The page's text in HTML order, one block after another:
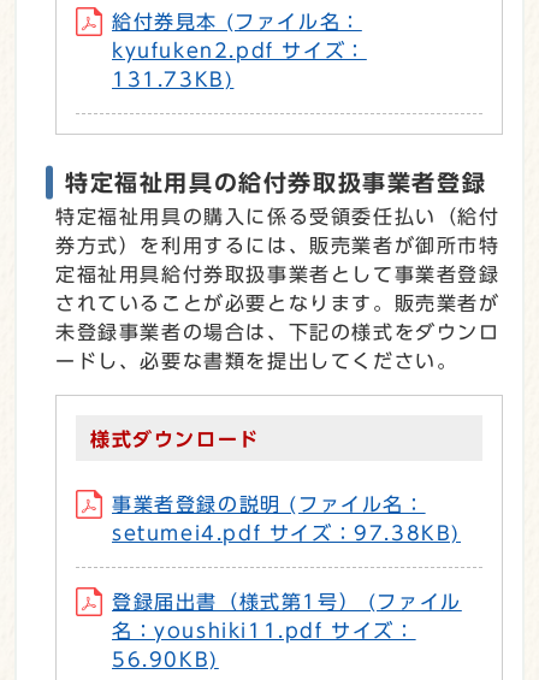
給付券見本 (ファイル名：
kyufuken2.pdf サイズ：
131.73KB)
特定福祉用具の給付券取扱事業者登録
特定福祉用具の購入に係る受領委任払い（給付
券方式）を利用するには、販売業者が御所市特
定福祉用具給付券取扱事業者として事業者登録
されていることが必要となります。販売業者が
未登録事業者の場合は、下記の様式をダウンロ
ードし、必要な書類を提出してください。
様式ダウンロード
事業者登録の説明 (ファイル名：
setumei4.pdf サイズ：97.38KB)
登録届出書（様式第1号） (ファイル
名：youshiki11.pdf サイズ：
56.90KB)